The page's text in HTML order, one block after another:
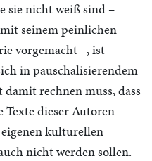
sie nicht weiß sind –
mit seinem peinlichen
vorgemacht –, ist
in pauschalisierendem
rechnen muss, dass
dieser Autoren
kulturellen
nicht werden sollen.